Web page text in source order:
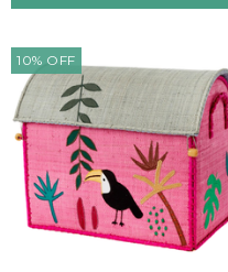
10% OFF